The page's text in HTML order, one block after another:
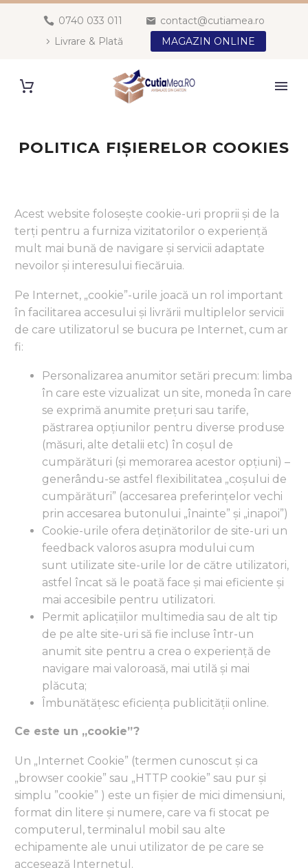
0740 033 011
contact@cutiamea.ro
Livrare & Plată
MAGAZIN ONLINE
POLITICA FIȘIERELOR COOKIES
Acest website folosește cookie-uri proprii și de la
terți pentru a furniza vizitatorilor o experiență
mult mai bună de navigare și servicii adaptate
nevoilor și interesului fiecăruia.
Pe Internet, „cookie”-urile joacă un rol important
în facilitarea accesului și livrării multiplelor servicii
de care utilizatorul se bucura pe Internet, cum ar
fi:
Personalizarea anumitor setări precum: limba
în care este vizualizat un site, moneda în care
se exprimă anumite prețuri sau tarife,
păstrarea opțiunilor pentru diverse produse
(măsuri, alte detalii etc) în coșul de
cumpărături (și memorarea acestor opțiuni) –
generându-se astfel flexibilitatea „coșului de
cumpărături” (accesarea preferințelor vechi
prin accesarea butonului „înainte” și „inapoi”)
Cookie-urile ofera deținătorilor de site-uri un
feedback valoros asupra modului cum
sunt utilizate site-urile lor de către utilizatori,
astfel încat să le poată face și mai eficiente și
mai accesibile pentru utilizatori.
Permit aplicațiilor multimedia sau de alt tip
de pe alte site-uri să fie incluse într-un
anumit site pentru a crea o experiență de
navigare mai valoroasă, mai utilă și mai
plăcuta;
Îmbunătățesc eficiența publicității online.
Ce este un „cookie”?
Un „Internet Cookie” (termen cunoscut și ca
„browser cookie” sau „HTTP cookie” sau pur și
simplu ”cookie” ) este un fișier de mici dimensiuni,
format din litere și numere, care va fi stocat pe
computerul, terminalul mobil sau alte
echipamente ale unui utilizator de pe care se
accesează Internetul.